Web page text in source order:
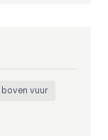
boven vuur